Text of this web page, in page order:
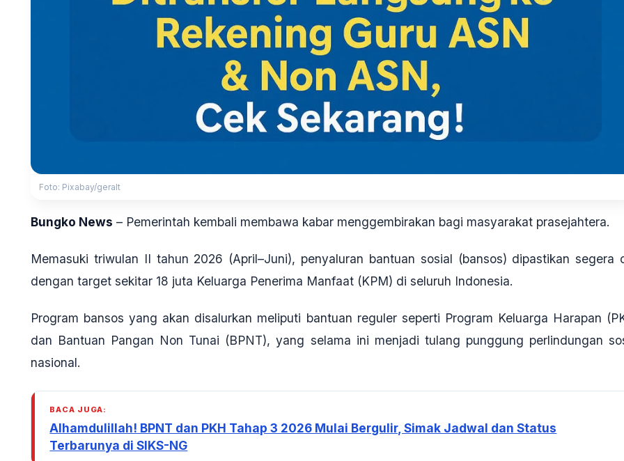
Foto: Pixabay/geralt
Bungko News – Pemerintah kembali membawa kabar menggembirakan bagi masyarakat prasejahtera.
Memasuki triwulan II tahun 2026 (April–Juni), penyaluran bantuan sosial (bansos) dipastikan segera
dengan target sekitar 18 juta Keluarga Penerima Manfaat (KPM) di seluruh Indonesia.
Program bansos yang akan disalurkan meliputi bantuan reguler seperti Program Keluarga Harapan
dan Bantuan Pangan Non Tunai (BPNT), yang selama ini menjadi tulang punggung perlindungan
nasional.
BACA JUGA:
Alhamdulillah! BPNT dan PKH Tahap 3 2026 Mulai Bergulir, Simak Jadwal dan Status
Terbarunya di SIKS-NG